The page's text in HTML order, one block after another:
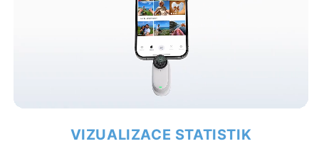
VIZUALIZACE STATISTIK